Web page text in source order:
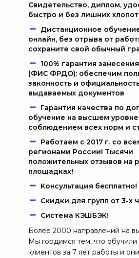
Свидетельство, диплом,
быстро и без лишних хлопот
Дистанционное
онлайн, без отрыва от
сохраните свой обычный
100% гарантия
(ФИС ФРДО): обеспечим
законность и
выдаваемых документов
Гарантия качества по
обучение на высшем уровне
соблюдением всех норм и
Работаем c 2017 г. со
регионами России! Тысячи
положительных отзывов на
площадках!
Kонcультация бecплaтно!
Скидки для групп от 3-х
Система КЭШБЭК!
Более 2000 направлений на
Мы гордимся тем, что
клиентов за 7 лет работы и